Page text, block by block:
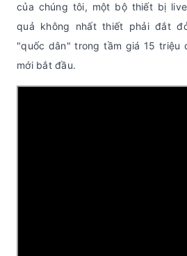
của chúng tôi, một bộ thiết bị
quả không nhất thiết phải đắt
"quốc dân" trong tầm giá 15 triệu
mới bắt đầu.